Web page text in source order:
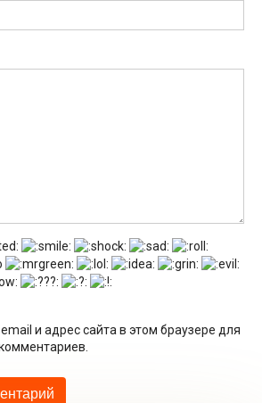
и адрес сайта в этом браузере для